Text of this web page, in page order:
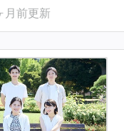
前更新